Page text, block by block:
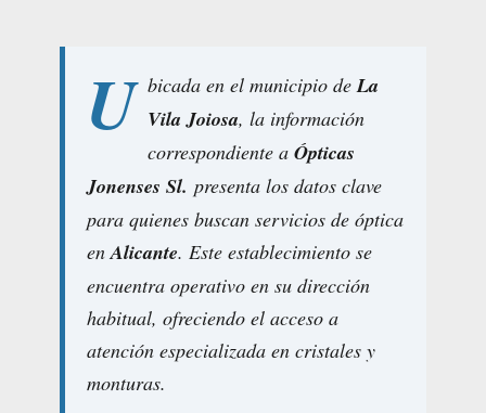
U bicada en el municipio deLa
Vila Joiosa, la información
correspondiente a Ópticas
Jonenses Sl. presenta los datos clave
para quienes buscan servicios de óptica
enAlicante. Este establecimiento se
encuentra operativo en su dirección
habitual, ofreciendo el acceso a
atención especializada en cristales y
monturas.